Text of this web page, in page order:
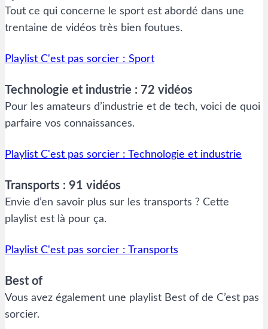
Tout ce qui concerne le sport est abordé dans une
trentaine de vidéos très bien foutues.
Playlist C'est pas sorcier : Sport
Technologie et industrie : 72 vidéos
Pour les amateurs d’industrie et de tech, voici de quoi
parfaire vos connaissances.
Playlist C'est pas sorcier : Technologie et industrie
Transports : 91 vidéos
Envie d’en savoir plus sur les transports ? Cette
playlist est là pour ça.
Playlist C'est pas sorcier : Transports
Best of
Vous avez également une playlist Best of de C’est pas
sorcier.